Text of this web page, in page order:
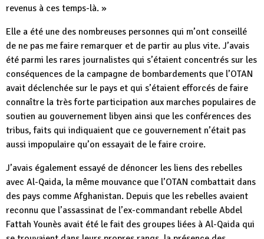
revenus à ces temps-là. »
Elle a été une des nombreuses personnes qui m’ont conseillé
de ne pas me faire remarquer et de partir au plus vite. J’avais
été parmi les rares journalistes qui s’étaient concentrés sur les
conséquences de la campagne de bombardements que l’OTAN
avait déclenchée sur le pays et qui s’étaient efforcés de faire
connaître la très forte participation aux marches populaires de
soutien au gouvernement libyen ainsi que les conférences des
tribus, faits qui indiquaient que ce gouvernement n’était pas
aussi impopulaire qu’on essayait de le faire croire.
J’avais également essayé de dénoncer les liens des rebelles
avec Al-Qaida, la même mouvance que l’OTAN combattait dans
des pays comme Afghanistan. Depuis que les rebelles avaient
reconnu que l’assassinat de l’ex-commandant rebelle Abdel
Fattah Younès avait été le fait des groupes liées à Al-Qaida qui